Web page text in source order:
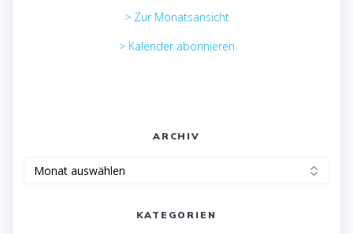
> Zur Monatsansicht
> Kalender abonnieren
ARCHIV
KATEGORIEN